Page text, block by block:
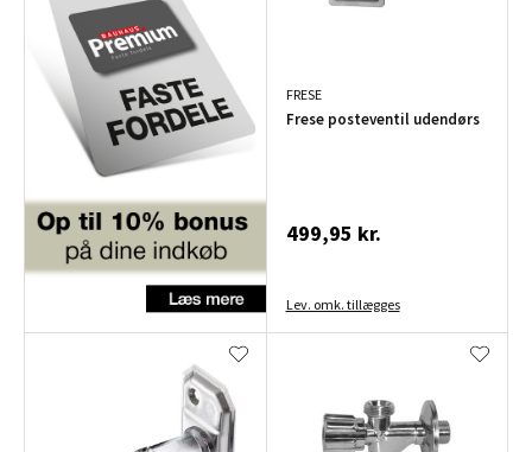
FRESE
Frese posteventil udendørs
499,95 kr.
Lev. omk. tillægges